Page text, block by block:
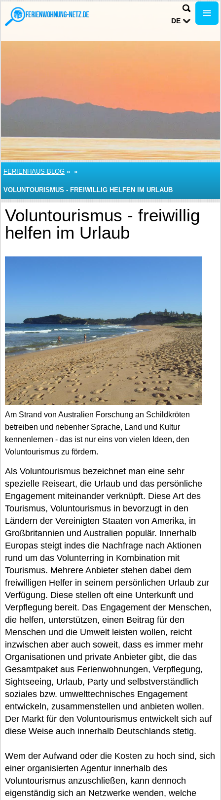
DE
FERIENHAUS-BLOG » »
VOLUNTOURISMUS - FREIWILLIG HELFEN IM URLAUB
Voluntourismus - freiwillig
helfen im Urlaub
Am Strand von Australien Forschung an Schildkröten
betreiben und nebenher Sprache, Land und Kultur
kennenlernen - das ist nur eins von vielen Ideen, den
Voluntourismus zu fördern.
Als Voluntourismus bezeichnet man eine sehr
spezielle Reiseart, die Urlaub und das persönliche
Engagement miteinander verknüpft. Diese Art des
Tourismus, Voluntourismus in bevorzugt in den
Ländern der Vereinigten Staaten von Amerika, in
Großbritannien und Australien populär. Innerhalb
Europas steigt indes die Nachfrage nach Aktionen
rund um das Volunterring in Kombination mit
Tourismus. Mehrere Anbieter stehen dabei dem
freiwilligen Helfer in seinem persönlichen Urlaub zur
Verfügung. Diese stellen oft eine Unterkunft und
Verpflegung bereit. Das Engagement der Menschen,
die helfen, unterstützen, einen Beitrag für den
Menschen und die Umwelt leisten wollen, reicht
inzwischen aber auch soweit, dass es immer mehr
Organisationen und private Anbieter gibt, die das
Gesamtpaket aus Ferienwohnungen, Verpflegung,
Sightseeing, Urlaub, Party und selbstverständlich
soziales bzw. umwelttechnisches Engagement
entwickeln, zusammenstellen und anbieten wollen.
Der Markt für den Voluntourismus entwickelt sich auf
diese Weise auch innerhalb Deutschlands stetig.
Wem der Aufwand oder die Kosten zu hoch sind, sich
einer organisierten Agentur innerhalb des
Voluntourismus anzuschließen, kann dennoch
eigenständig sich an Netzwerke wenden, welche